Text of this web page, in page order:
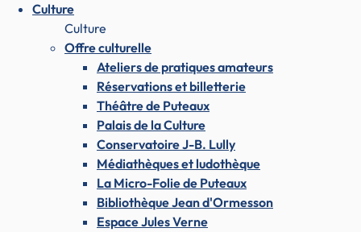
Culture
Culture
Offre culturelle
Ateliers de pratiques amateurs
Réservations et billetterie
Théâtre de Puteaux
Palais de la Culture
Conservatoire J-B. Lully
Médiathèques et ludothèque
La Micro-Folie de Puteaux
Bibliothèque Jean d'Ormesson
Espace Jules Verne